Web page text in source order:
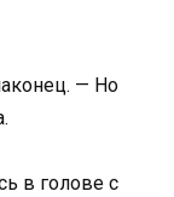
— Но
в голове с